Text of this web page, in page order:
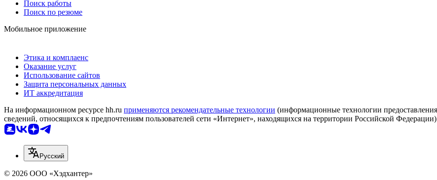
Поиск работы
Поиск по резюме
Мобильное приложение
Этика и комплаенс
Оказание услуг
Использование сайтов
Защита персональных данных
ИТ аккредитация
На информационном ресурсе hh.ru применяются рекомендательные технологии (информационные технологии
сведений, относящихся к предпочтениям пользователей сети «Интернет», находящихся на территории Российской Федерации)
Русский
© 2026 ООО «Хэдхантер»